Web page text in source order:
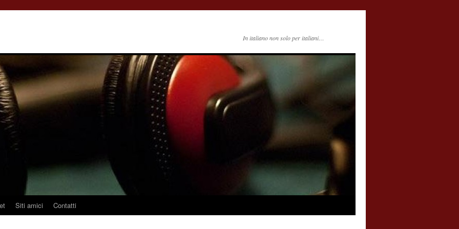
In italiano non solo per italiani…
Siti amici Contatti